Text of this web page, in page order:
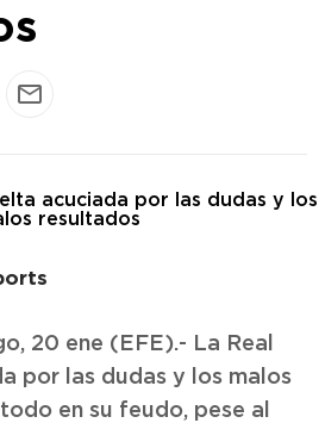
20 ene (EFE).- La Real
por las dudas y los malos
en su feudo, pese al